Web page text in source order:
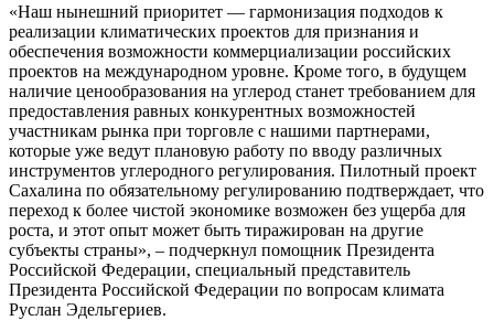
«Наш нынешний приоритет — гармонизация подходов к
реализации климатических проектов для признания и
обеспечения возможности коммерциализации российских
проектов на международном уровне. Кроме того, в будущем
наличие ценообразования на углерод станет требованием для
предоставления равных конкурентных возможностей
участникам рынка при торговле с нашими партнерами,
которые уже ведут плановую работу по вводу различных
инструментов углеродного регулирования. Пилотный проект
Сахалина по обязательному регулированию подтверждает, что
переход к более чистой экономике возможен без ущерба для
роста, и этот опыт может быть тиражирован на другие
субъекты страны», – подчеркнул помощник Президента
Российской Федерации, специальный представитель
Президента Российской Федерации по вопросам климата
Руслан Эдельгериев.